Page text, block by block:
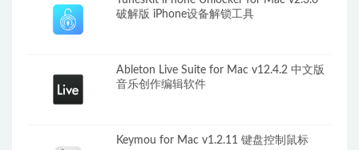
破解版 iPhone设备解锁工具
Ableton Live Suite for Mac v12.4.2 中文版
音乐创作编辑软件
Keymou for Mac v1.2.11 键盘控制鼠标